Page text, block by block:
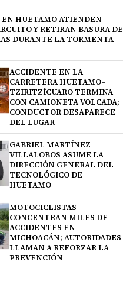
EN HUETAMO ATIENDEN
Y RETIRAN BASURA DE
DURANTE LA TORMENTA
ACCIDENTE EN LA
CARRETERA HUETAMO–
TZIRITZÍCUARO TERMINA
CON CAMIONETA VOLCADA;
CONDUCTOR DESAPARECE
DEL LUGAR
GABRIEL MARTÍNEZ
VILLALOBOS ASUME LA
DIRECCIÓN GENERAL DEL
TECNOLÓGICO DE
HUETAMO
MOTOCICLISTAS
CONCENTRAN MILES DE
ACCIDENTES EN
MICHOACÁN; AUTORIDADES
LLAMAN A REFORZAR LA
PREVENCIÓN